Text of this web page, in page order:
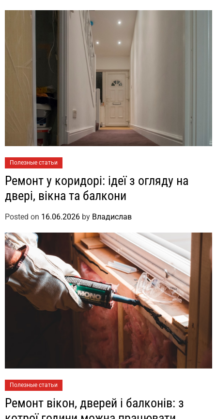
Полезные статьи
Ремонт у коридорі: ідеї з огляду на
двері, вікна та балкони
Posted on 16.06.2026 by Владислав
Полезные статьи
Ремонт вікон, дверей і балконів: з